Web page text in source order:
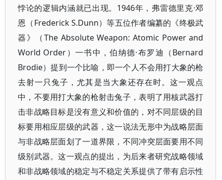
悖论的逻辑内涵就已出现。1946年，弗雷德里克·邓
恩（Frederick S.Dunn）等五位作者编纂的《终极武
器》（The Absolute Weapon: Atomic Power and
World Order）一书中，伯纳德·布罗迪（Bernard
Brodie）提到一个比喻，即一个人不会用打大象的枪
去射一只兔子，尤其是当大象还存在时。这一观点
中，不要用打大象的枪射击兔子，表明了用核武器打
击非战略目标是没有意义和价值的，对不同层级的目
标要用相应层级的武器，这一说法无形中为战略层面
与非战略层面划了一道界限，不同冲突层面要用不同
级别武器。这一观点的提出，为后来者研究战略领域
和非战略领域的稳定与不稳定关系提供了带有启示性